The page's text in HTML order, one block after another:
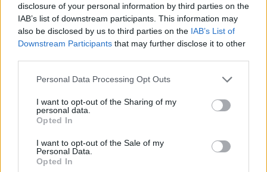
disclosure of your personal information by third parties on the
IAB’s list of downstream participants. This information may
also be disclosed by us to third parties on the IAB’s List of
Downstream Participants that may further disclose it to other
Personal Data Processing Opt Outs
I want to opt-out of the Sharing of my
personal data.
Opted In
I want to opt-out of the Sale of my
Personal Data.
Opted In
esetében volt egyedül értéknövekedés (+0,8%), ami
összesen 3,5 százalékos éves növekedést jelent. Ugyan
éves szinten az irodapiacon is pozitív a növekedés (2%),
2011 második negyedévében 0,2 százalékos
értékcsökkenés...
KEDVES OLVASÓNK!
A keresett cikk a portfolio.hu hírarchívumához
tartozik, melynek olvasása előfizetéses
regisztrációhoz kötött.